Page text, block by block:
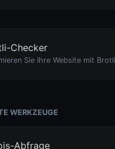
Checker
WERKZEUGE
Abfrage